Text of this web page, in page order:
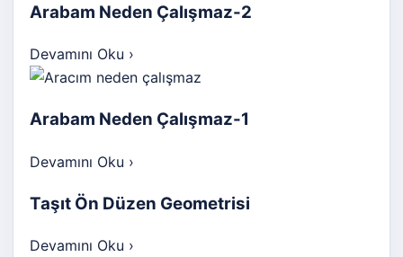
Arabam Neden Çalışmaz-2
Devamını Oku ›
Arabam Neden Çalışmaz-1
Devamını Oku ›
Taşıt Ön Düzen Geometrisi
Devamını Oku ›